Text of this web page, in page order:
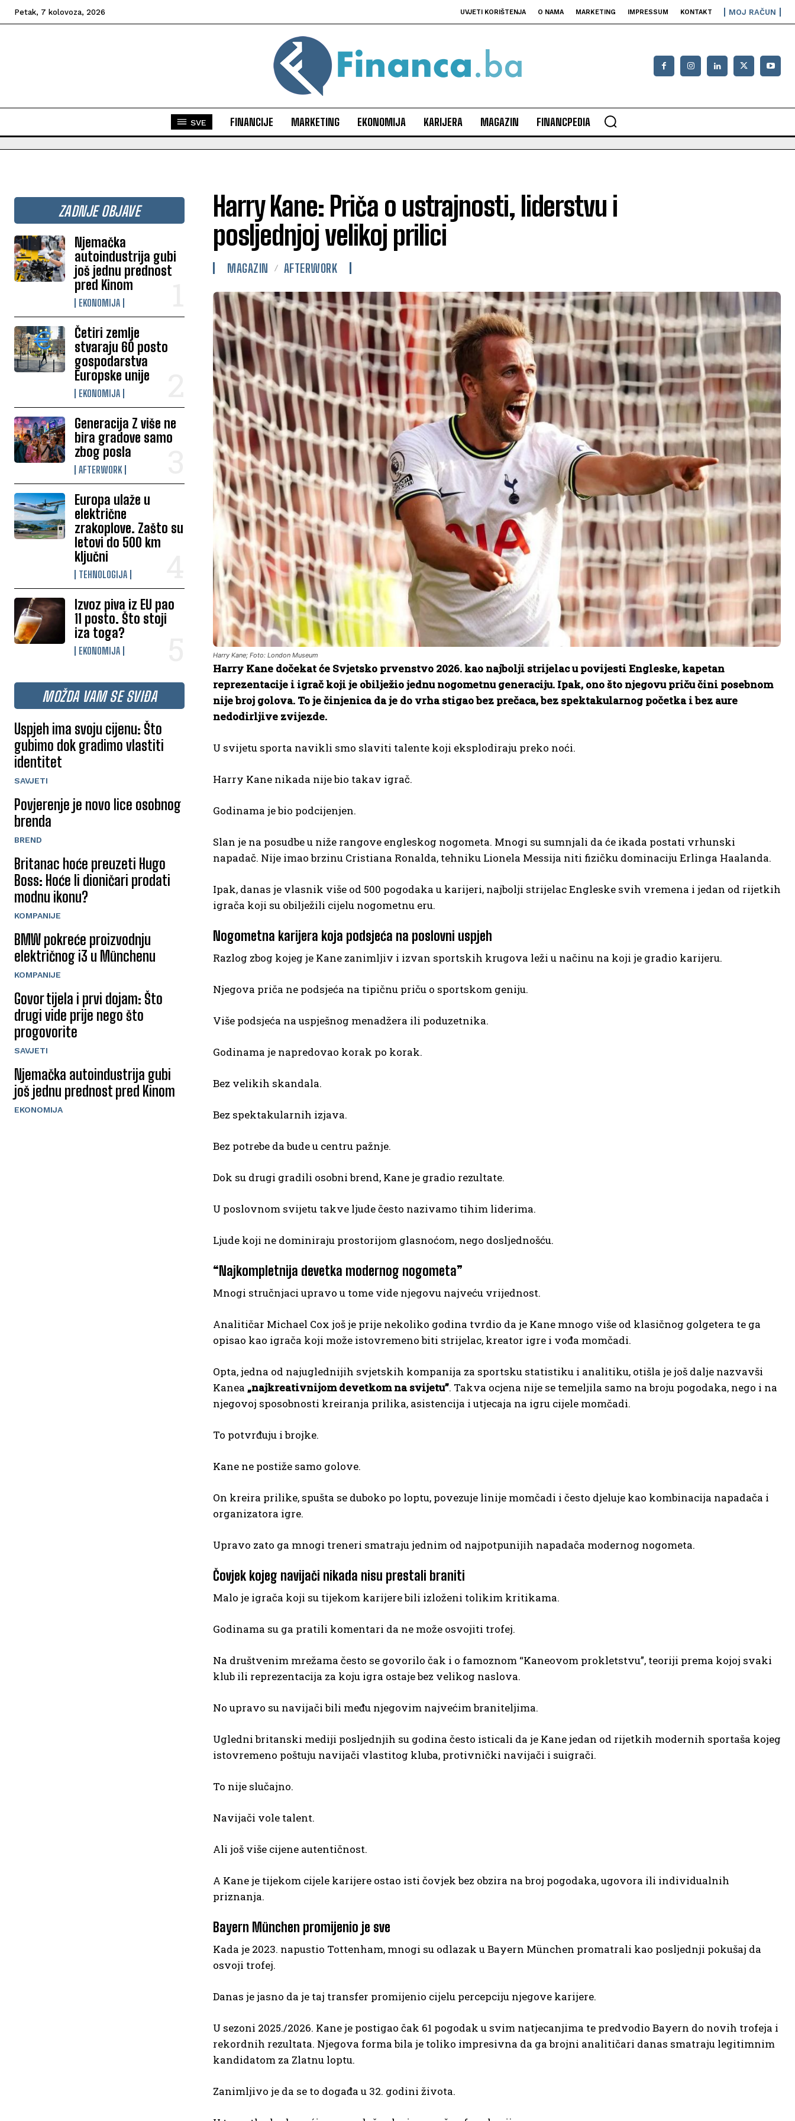
Petak, 7 kolovoza, 2026 UVJETI KORIŠTENJA O NAMA MARKETING IMPRESSUM KONTAKT MOJ RAČUN
SVE FINANCIJE MARKETING EKONOMIJA KARIJERA MAGAZIN FINANCPEDIA
ZADNJE OBJAVE
Njemačka
autoindustrija gubi
još jednu prednost
pred Kinom
EKONOMIJA
Četiri zemlje
stvaraju 60 posto
gospodarstva
Europske unije
EKONOMIJA
Generacija Z više ne
bira gradove samo
zbog posla
AFTERWORK
Europa ulaže u
električne
zrakoplove. Zašto su
letovi do 500 km
ključni
TEHNOLOGIJA
Izvoz piva iz EU pao
11 posto. Što stoji
iza toga?
EKONOMIJA
MOŽDA VAM SE SVIĐA
Uspjeh ima svoju cijenu: Što
gubimo dok gradimo vlastiti
identitet
SAVJETI
Povjerenje je novo lice osobnog
brenda
BREND
Britanac hoće preuzeti Hugo
Boss: Hoće li dioničari prodati
modnu ikonu?
KOMPANIJE
BMW pokreće proizvodnju
električnog i3 u Münchenu
KOMPANIJE
Govor tijela i prvi dojam: Što
drugi vide prije nego što
progovorite
SAVJETI
Njemačka autoindustrija gubi
još jednu prednost pred Kinom
EKONOMIJA
Harry Kane: Priča o ustrajnosti, liderstvu i
posljednjoj velikoj prilici
MAGAZIN AFTERWORK
Harry Kane; Foto: London Museum
Harry Kane dočekat će Svjetsko prvenstvo 2026. kao najbolji strijelac u povijesti Engleske, kapetan
reprezentacije i igrač koji je obilježio jednu nogometnu generaciju. Ipak, ono što njegovu priču čini posebnom
nije broj golova. To je činjenica da je do vrha stigao bez prečaca, bez spektakularnog početka i bez aure
nedodirljive zvijezde.
U svijetu sporta navikli smo slaviti talente koji eksplodiraju preko noći.
Harry Kane nikada nije bio takav igrač.
Godinama je bio podcijenjen.
Slan je na posudbe u niže rangove engleskog nogometa. Mnogi su sumnjali da će ikada postati vrhunski
napadač. Nije imao brzinu Cristiana Ronalda, tehniku Lionela Messija niti fizičku dominaciju Erlinga Haalanda.
Ipak, danas je vlasnik više od 500 pogodaka u karijeri, najbolji strijelac Engleske svih vremena i jedan od rijetkih
igrača koji su obilježili cijelu nogometnu eru.
Nogometna karijera koja podsjeća na poslovni uspjeh
Razlog zbog kojeg je Kane zanimljiv i izvan sportskih krugova leži u načinu na koji je gradio karijeru.
Njegova priča ne podsjeća na tipičnu priču o sportskom geniju.
Više podsjeća na uspješnog menadžera ili poduzetnika.
Godinama je napredovao korak po korak.
Bez velikih skandala.
Bez spektakularnih izjava.
Bez potrebe da bude u centru pažnje.
Dok su drugi gradili osobni brend, Kane je gradio rezultate.
U poslovnom svijetu takve ljude često nazivamo tihim liderima.
Ljude koji ne dominiraju prostorijom glasnoćom, nego dosljednošću.
“Najkompletnija devetka modernog nogometa”
Mnogi stručnjaci upravo u tome vide njegovu najveću vrijednost.
Analitičar Michael Cox još je prije nekoliko godina tvrdio da je Kane mnogo više od klasičnog golgetera te ga
opisao kao igrača koji može istovremeno biti strijelac, kreator igre i vođa momčadi.
Opta, jedna od najuglednijih svjetskih kompanija za sportsku statistiku i analitiku, otišla je još dalje nazvavši
Kanea „najkreativnijom devetkom na svijetu”. Takva ocjena nije se temeljila samo na broju pogodaka, nego i na
njegovoj sposobnosti kreiranja prilika, asistencija i utjecaja na igru cijele momčadi.
To potvrđuju i brojke.
Kane ne postiže samo golove.
On kreira prilike, spušta se duboko po loptu, povezuje linije momčadi i često djeluje kao kombinacija napadača i
organizatora igre.
Upravo zato ga mnogi treneri smatraju jednim od najpotpunijih napadača modernog nogometa.
Čovjek kojeg navijači nikada nisu prestali braniti
Malo je igrača koji su tijekom karijere bili izloženi tolikim kritikama.
Godinama su ga pratili komentari da ne može osvojiti trofej.
Na društvenim mrežama često se govorilo čak i o famoznom “Kaneovom prokletstvu”, teoriji prema kojoj svaki
klub ili reprezentacija za koju igra ostaje bez velikog naslova.
No upravo su navijači bili među njegovim najvećim braniteljima.
Ugledni britanski mediji posljednjih su godina često isticali da je Kane jedan od rijetkih modernih sportaša kojeg
istovremeno poštuju navijači vlastitog kluba, protivnički navijači i suigrači.
To nije slučajno.
Navijači vole talent.
Ali još više cijene autentičnost.
A Kane je tijekom cijele karijere ostao isti čovjek bez obzira na broj pogodaka, ugovora ili individualnih
priznanja.
Bayern München promijenio je sve
Kada je 2023. napustio Tottenham, mnogi su odlazak u Bayern München promatrali kao posljednji pokušaj da
osvoji trofej.
Danas je jasno da je taj transfer promijenio cijelu percepciju njegove karijere.
U sezoni 2025./2026. Kane je postigao čak 61 pogodak u svim natjecanjima te predvodio Bayern do novih trofeja i
rekordnih rezultata. Njegova forma bila je toliko impresivna da ga brojni analitičari danas smatraju legitimnim
kandidatom za Zlatnu loptu.
Zanimljivo je da se to događa u 32. godini života.